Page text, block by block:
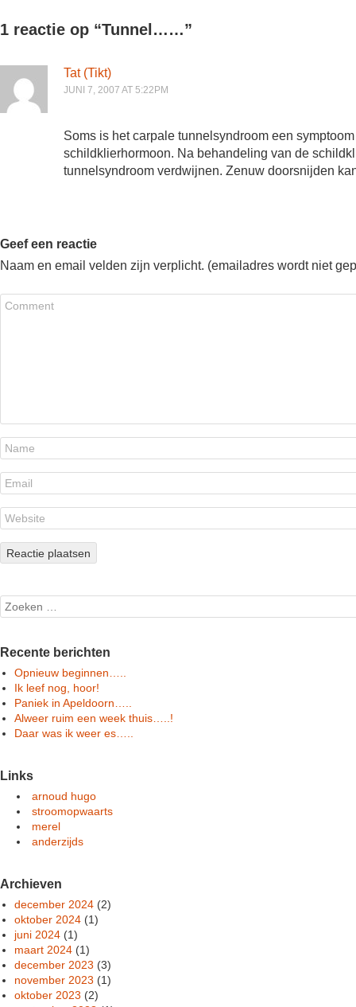
1 reactie op “Tunnel……”
Tat (Tikt)
JUNI 7, 2007 AT 5:22PM
Soms is het carpale tunnelsyndroom een
schildklierhormoon. Na behandeling van de
tunnelsyndroom verdwijnen. Zenuw doorsnijden
Geef een reactie
Naam en email velden zijn verplicht. (emailadres wordt niet
Search
Recente berichten
Opnieuw beginnen…..
Ik leef nog, hoor!
Paniek in Apeldoorn…..
Alweer ruim een week thuis…..!
Daar was ik weer es…..
Links
arnoud hugo
stroomopwaarts
merel
anderzijds
Archieven
december 2024 (2)
oktober 2024 (1)
juni 2024 (1)
maart 2024 (1)
december 2023 (3)
november 2023 (1)
oktober 2023 (2)